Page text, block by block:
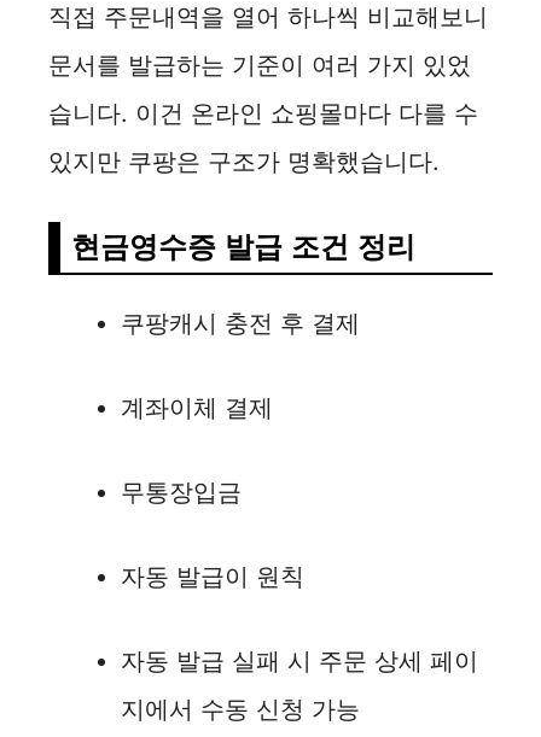
직접 주문내역을 열어 하나씩 비교해보니
문서를 발급하는 기준이 여러 가지 있었
습니다. 이건 온라인 쇼핑몰마다 다를 수
있지만 쿠팡은 구조가 명확했습니다.
현금영수증 발급 조건 정리
쿠팡캐시 충전 후 결제
계좌이체 결제
무통장입금
자동 발급이 원칙
자동 발급 실패 시 주문 상세 페이
지에서 수동 신청 가능